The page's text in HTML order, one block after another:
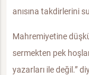
anısına takdirlerini
Mahremiyetine
sermekten pek
yazarları ile değil.”